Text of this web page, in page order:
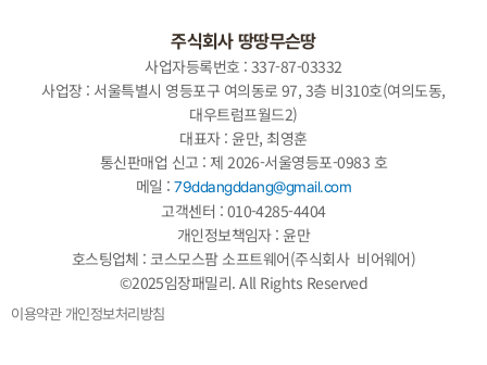
주식회사 땅땅무슨땅
사업자등록번호 : 337-87-03332
사업장 : 서울특별시 영등포구 여의동로 97, 3층 비310호(여의도동,
대우트럼프월드2)
대표자 : 윤만, 최영훈
통신판매업 신고 : 제 2026-서울영등포-0983 호
메일 :79ddangddang@gmail.com
고객센터 : 010-4285-4404
개인정보책임자 : 윤만
호스팅업체 : 코스모스팜 소프트웨어(주식회사 비어웨어)
©2025임장패밀리. All Rights Reserved
이용약관개인정보처리방침